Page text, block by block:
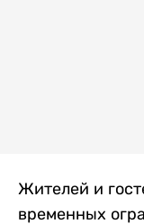
Жителей и
временных